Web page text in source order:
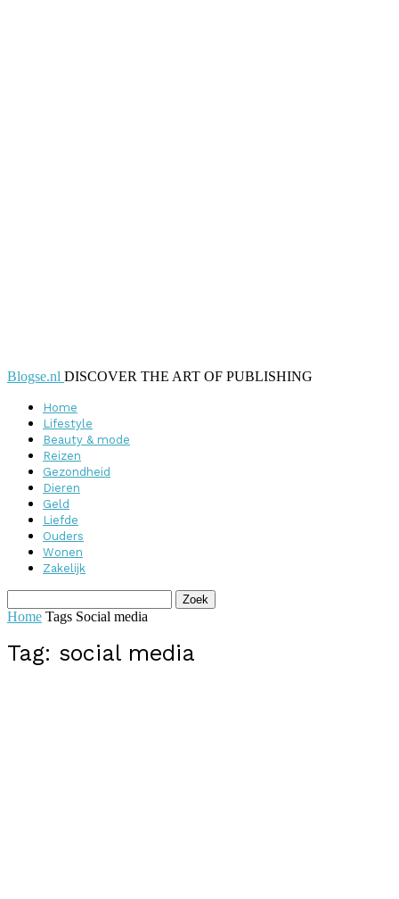
Blogse.nl DISCOVER THE ART OF PUBLISHING
Home
Lifestyle
Beauty & mode
Reizen
Gezondheid
Dieren
Geld
Liefde
Ouders
Wonen
Zakelijk
Home Tags Social media
Tag: social media